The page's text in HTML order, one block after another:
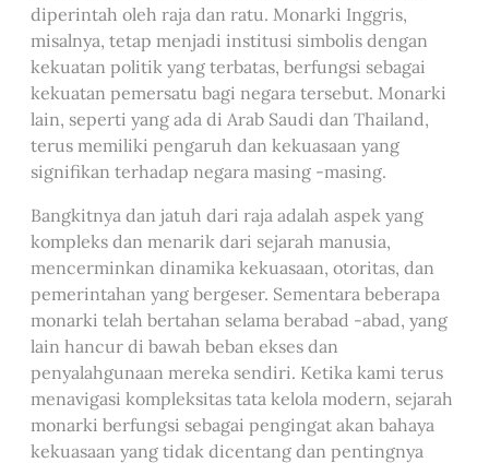
diperintah oleh raja dan ratu. Monarki Inggris,
misalnya, tetap menjadi institusi simbolis dengan
kekuatan politik yang terbatas, berfungsi sebagai
kekuatan pemersatu bagi negara tersebut. Monarki
lain, seperti yang ada di Arab Saudi dan Thailand,
terus memiliki pengaruh dan kekuasaan yang
signifikan terhadap negara masing -masing.
Bangkitnya dan jatuh dari raja adalah aspek yang
kompleks dan menarik dari sejarah manusia,
mencerminkan dinamika kekuasaan, otoritas, dan
pemerintahan yang bergeser. Sementara beberapa
monarki telah bertahan selama berabad -abad, yang
lain hancur di bawah beban ekses dan
penyalahgunaan mereka sendiri. Ketika kami terus
menavigasi kompleksitas tata kelola modern, sejarah
monarki berfungsi sebagai pengingat akan bahaya
kekuasaan yang tidak dicentang dan pentingnya